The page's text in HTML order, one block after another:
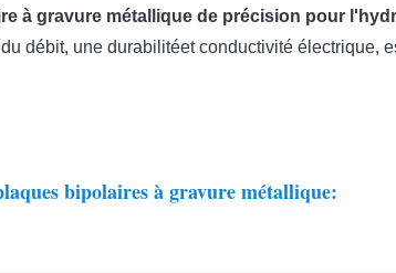
à gravure métallique de précision pour
débit, une durabilitéet conductivité électrique,
bipolaires à gravure métallique: